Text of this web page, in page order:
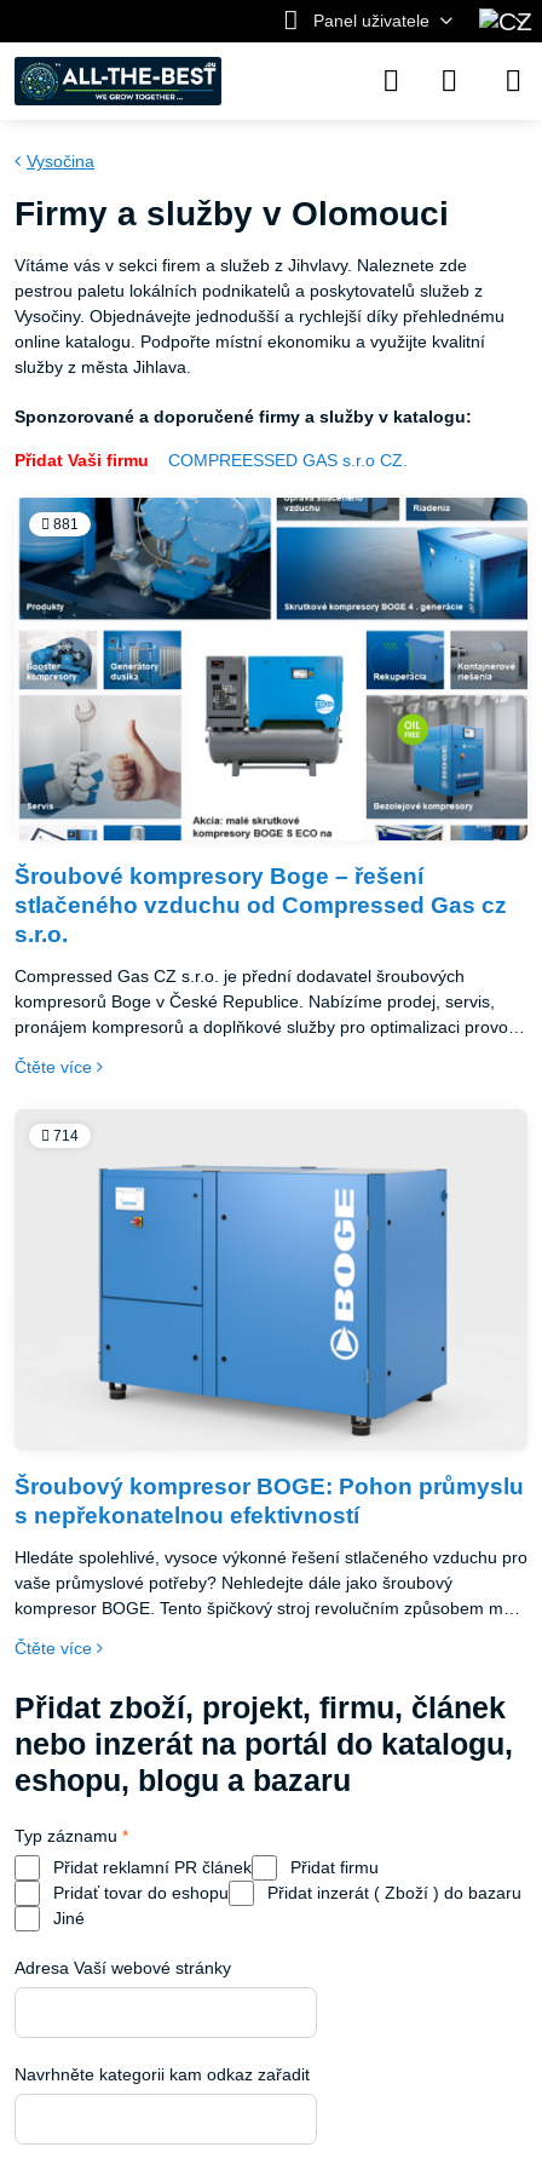
Panel uživatele
Vysočina
Firmy a služby v Olomouci
Vítáme vás v sekci firem a služeb z Jihvlavy. Naleznete zde
pestrou paletu lokálních podnikatelů a poskytovatelů služeb z
Vysočiny. Objednávejte jednodušší a rychlejší díky přehlednému
online katalogu. Podpořte místní ekonomiku a využijte kvalitní
služby z města Jihlava.
Sponzorované a doporučené firmy a služby v katalogu:
Přidat Vaši firmu COMPREESSED GAS s.r.o CZ.
881
Šroubové kompresory Boge – řešení
stlačeného vzduchu od Compressed Gas cz
s.r.o.
Compressed Gas CZ s.r.o. je přední dodavatel šroubových
kompresorů Boge v České Republice. Nabízíme prodej, servis,
pronájem kompresorů a doplňkové služby pro optimalizaci provozu
přístupu jsme spolehlivým partnerem.
Čtěte více
714
Šroubový kompresor BOGE: Pohon průmyslu
s nepřekonatelnou efektivností
Hledáte spolehlivé, vysoce výkonné řešení stlačeného vzduchu pro
vaše průmyslové potřeby? Nehledejte dále jako šroubový
kompresor BOGE. Tento špičkový stroj revolučním způsobem mění
přístup podniků k požadavkům na kompresi vzduchu.
Čtěte více
Přidat zboží, projekt, firmu, článek
nebo inzerát na portál do katalogu,
eshopu, blogu a bazaru
Typ záznamu *
Přidat reklamní PR článek
Přidat firmu
Pridať tovar do eshopu
Přidat inzerát ( Zboží ) do bazaru
Jiné
Adresa Vaší webové stránky
Navrhněte kategorii kam odkaz zařadit